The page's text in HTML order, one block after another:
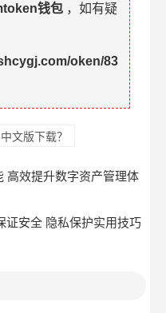
钱包 ，如有疑
oken/83
文版下载？
高效提升数字资产管理体
证安全 隐私保护实用技巧